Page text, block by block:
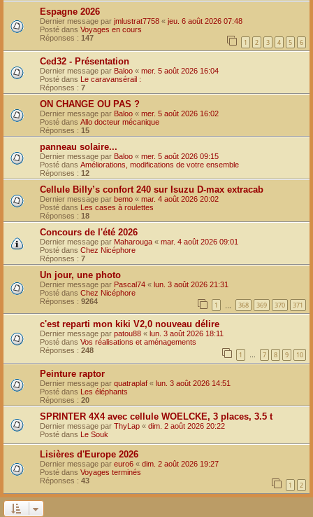
Espagne 2026
Dernier message par jmlustrat7758 « jeu. 6 août 2026 07:48
Posté dans Voyages en cours
Réponses : 147 1 2 3 4 5 6
Ced32 - Présentation
Dernier message par Baloo « mer. 5 août 2026 16:04
Posté dans Le caravansérail :
Réponses : 7
ON CHANGE OU PAS ?
Dernier message par Baloo « mer. 5 août 2026 16:02
Posté dans Allo docteur mécanique
Réponses : 15
panneau solaire...
Dernier message par Baloo « mer. 5 août 2026 09:15
Posté dans Améliorations, modifications de votre ensemble
Réponses : 12
Cellule Billy’s confort 240 sur Isuzu D-max extracab
Dernier message par bemo « mar. 4 août 2026 20:02
Posté dans Les cases à roulettes
Réponses : 18
Concours de l'été 2026
Dernier message par Maharouga « mar. 4 août 2026 09:01
Posté dans Chez Nicéphore
Réponses : 7
Un jour, une photo
Dernier message par Pascal74 « lun. 3 août 2026 21:31
Posté dans Chez Nicéphore
Réponses : 9264 1 368 369 370 371
c'est reparti mon kiki V2,0 nouveau délire
Dernier message par patou88 « lun. 3 août 2026 18:11
Posté dans Vos réalisations et aménagements
Réponses : 248 1 … 7 8 9 10
Peinture raptor
Dernier message par quatraplaf « lun. 3 août 2026 14:51
Posté dans Les éléphants
Réponses : 20
SPRINTER 4X4 avec cellule WOELCKE, 3 places, 3.5 t
Dernier message par ThyLap « dim. 2 août 2026 20:22
Posté dans Le Souk
Lisières d'Europe 2026
Dernier message par euro6 « dim. 2 août 2026 19:27
Posté dans Voyages terminés
Réponses : 43 1 2